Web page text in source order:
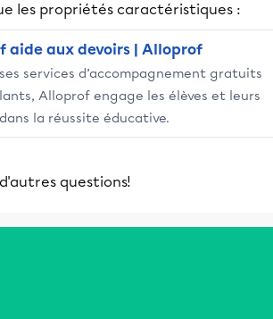
les propriétés caractéristiques :
aide aux devoirs | Alloprof
services d’accompagnement gratuits
Alloprof engage les élèves et leurs
la réussite éducative.
questions!